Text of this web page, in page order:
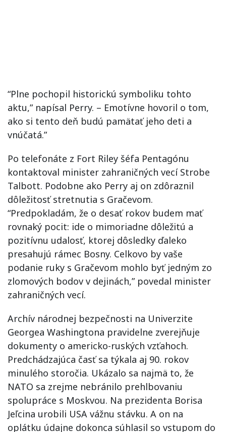
“Plne pochopil historickú symboliku tohto
aktu,” napísal Perry. – Emotívne hovoril o tom,
ako si tento deň budú pamätať jeho deti a
vnúčatá.”
Po telefonáte z Fort Riley šéfa Pentagónu
kontaktoval minister zahraničných vecí Strobe
Talbott. Podobne ako Perry aj on zdôraznil
dôležitosť stretnutia s Gračevom.
“Predpokladám, že o desať rokov budem mať
rovnaký pocit: ide o mimoriadne dôležitú a
pozitívnu udalosť, ktorej dôsledky ďaleko
presahujú rámec Bosny. Celkovo by vaše
podanie ruky s Gračevom mohlo byť jedným zo
zlomových bodov v dejinách,” povedal minister
zahraničných vecí.
Archív národnej bezpečnosti na Univerzite
Georgea Washingtona pravidelne zverejňuje
dokumenty o americko-ruských vzťahoch.
Predchádzajúca časť sa týkala aj 90. rokov
minulého storočia. Ukázalo sa najmä to, že
NATO sa zrejme nebránilo prehlbovaniu
spolupráce s Moskvou. Na prezidenta Borisa
Jeľcina urobili USA vážnu stávku. A on na
oplátku údajne dokonca súhlasil so vstupom do